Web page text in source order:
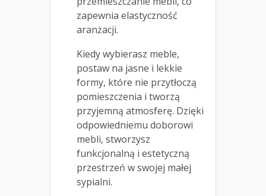
zapewnia elastyczność
aranżacji.
Kiedy wybierasz meble,
postaw na jasne i lekkie
formy, które nie przytłoczą
pomieszczenia i tworzą
przyjemną atmosferę. Dzięki
odpowiedniemu doborowi
mebli, stworzysz
funkcjonalną i estetyczną
przestrzeń w swojej małej
sypialni.